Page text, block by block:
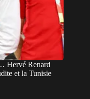
Hervé Renard
et la Tunisie